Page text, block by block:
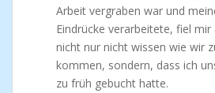
Arbeit vergraben war und
Eindrücke verarbeitete, fiel
nicht nur nicht wissen wie wir
kommen, sondern, dass ich
zu früh gebucht hatte.